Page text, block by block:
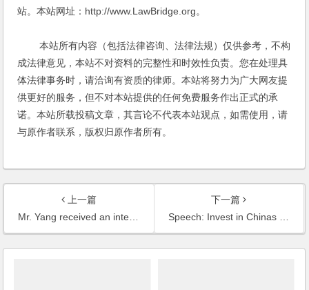
站。本站网址：http://www.LawBridge.org。
本站所有内容（包括法律咨询、法律法规）仅供参考，不构
成法律意见，本站不对资料的完整性和时效性负责。您在处理具
体法律事务时，请洽询有资质的律师。本站将努力为广大网友提
供更好的服务，但不对本站提供的任何免费服务作出正式的承
诺。本站所载投稿文章，其言论不代表本站观点，如需使用，请
与原作者联系，版权归原作者所有。
上一篇
Mr. Yang received an interview by the Voice of Fortune under CNR
下一篇
Speech: Invest in Chinas logistics and shipping industry - key legal issues